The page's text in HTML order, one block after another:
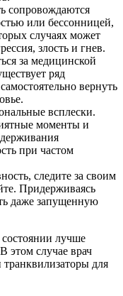
сопровождаются
или бессонницей,
случаях может
злость и гнев.
за медицинской
ряд
вернуть
всплески.
моменты и
при частом
следите за своим
Придерживаясь
даже запущенную
лучше
этом случае врач
для